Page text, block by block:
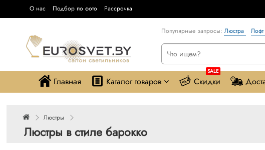
О нас Подбор по фото Рассрочка
Популярные запросы: Люстра Лофт
Главная Каталог товаров
SALE
Скидки
Люстры
Люстры в стиле барокко